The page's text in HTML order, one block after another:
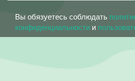
Вы обязуетесь соблюдать
конфиденциальности и